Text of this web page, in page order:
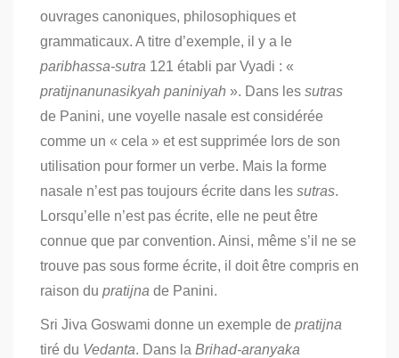
ouvrages canoniques, philosophiques et
grammaticaux. A titre d’exemple, il y a le
paribhassa-sutra 121 établi par Vyadi : «
pratijnanunasikyah paniniyah ». Dans les sutras
de Panini, une voyelle nasale est considérée
comme un « cela » et est supprimée lors de son
utilisation pour former un verbe. Mais la forme
nasale n’est pas toujours écrite dans les sutras.
Lorsqu’elle n’est pas écrite, elle ne peut être
connue que par convention. Ainsi, même s’il ne se
trouve pas sous forme écrite, il doit être compris en
raison du pratijna de Panini.
Sri Jiva Goswami donne un exemple de pratijna
tiré du Vedanta. Dans la Brihad-aranyaka